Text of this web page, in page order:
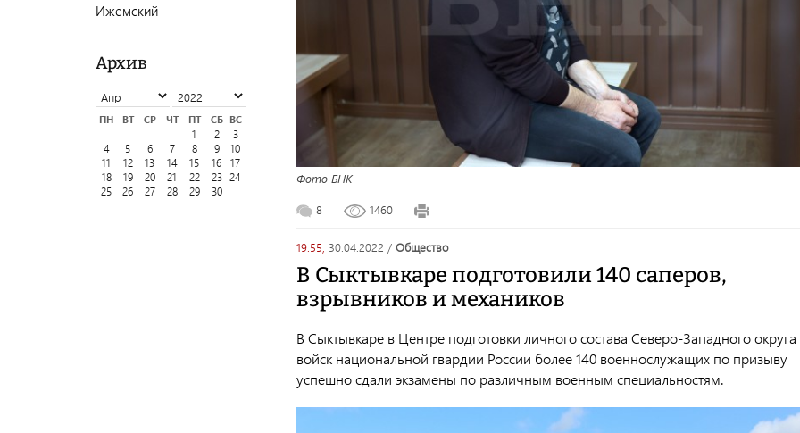
Ижемский
Архив
ПН ВТ СР ЧТ ПТ СБ ВС
1
2
3
4
5 6 7 8 9
10
11
12 13 14 15 16
17
18
19 20 21 22 23 24
25
26 27 28 29 30
Фото БНК
8 1460
19:55, 30.04.2022 / общество
В Сыктывкаре подготовили 140 саперов,
взрывников и механиков
В Сыктывкаре в Центре подготовки личного состава Северо-Западного округа
войск национальной гвардии России более 140 военнослужащих по призыву
успешно сдали экзамены по различным военным специальностям.